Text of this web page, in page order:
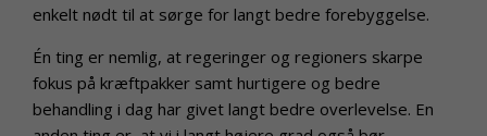
enkelt nødt til at sørge for langt bedre forebyggelse.
Én ting er nemlig, at regeringer og regioners skarpe
fokus på kræftpakker samt hurtigere og bedre
behandling i dag har givet langt bedre overlevelse. En